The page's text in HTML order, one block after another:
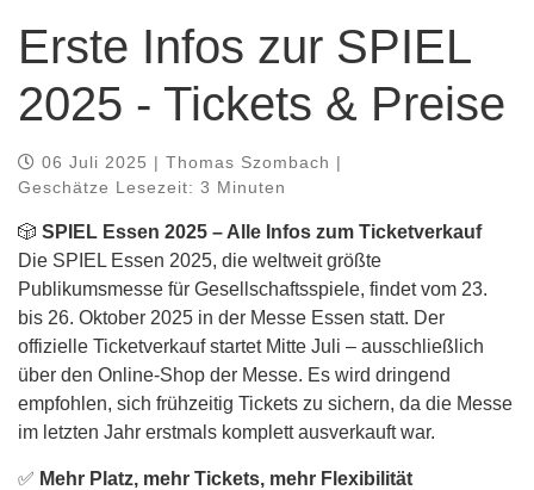
Erste Infos zur SPIEL
2025 - Tickets & Preise
06 Juli 2025 | Thomas Szombach |
Geschätze Lesezeit: 3 Minuten
🎲 SPIEL Essen 2025 – Alle Infos zum Ticketverkauf
Die SPIEL Essen 2025, die weltweit größte
Publikumsmesse für Gesellschaftsspiele, findet vom 23.
bis 26. Oktober 2025 in der Messe Essen statt. Der
offizielle Ticketverkauf startet Mitte Juli – ausschließlich
über den Online-Shop der Messe. Es wird dringend
empfohlen, sich frühzeitig Tickets zu sichern, da die Messe
im letzten Jahr erstmals komplett ausverkauft war.
✅ Mehr Platz, mehr Tickets, mehr Flexibilität